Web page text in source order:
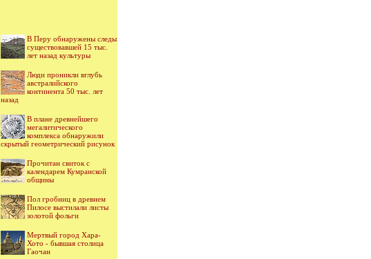
В Перу обнаружены следы
существовавшей 15 тыс.
лет назад культуры
Люди проникли вглубь
австралийского
континента 50 тыс. лет
назад
В плане древнейшего
мегалитического
комплекса обнаружили
скрытый геометрический рисунок
Прочитан свиток с
календарем Кумранской
общины
Пол гробниц в древнем
Пилосе выстилали листы
золотой фольги
Мертвый город Хара-
Хото - бывшая столица
Гаочан